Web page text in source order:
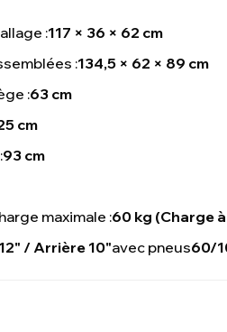
:117 × 36 × 62 cm
:134,5 × 62 × 89 cm
:63 cm
cm
93 cm
maximale :60 kg (Charge
/ Arrière 10"avec pneus60/